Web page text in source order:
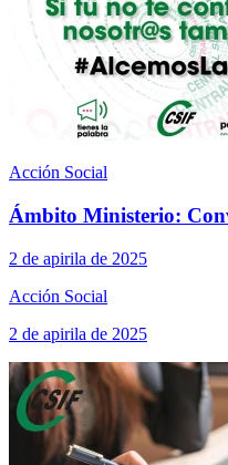
Acción Social
Ámbito Ministerio:
2 de apirila de 2025
Acción Social
2 de apirila de 2025